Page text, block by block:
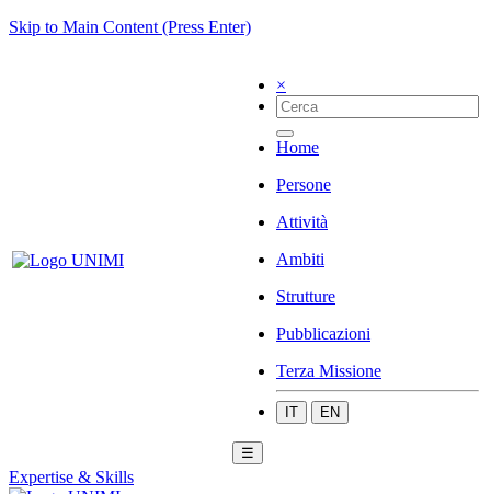
Skip to Main Content (Press Enter)
×
Home
Persone
Attività
Ambiti
Strutture
Pubblicazioni
Terza Missione
IT EN
☰
Expertise & Skills